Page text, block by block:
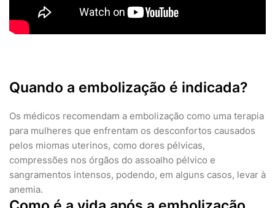
Quando a embolização é indicada?
Os médicos recomendam a embolização como uma terapia
para mulheres que enfrentam os desconfortos causados
pelos miomas uterinos, como dores pélvicas,
compressões nos órgãos do assoalho pélvico e
sangramentos intensos, podendo, em alguns casos, levar à
anemia.